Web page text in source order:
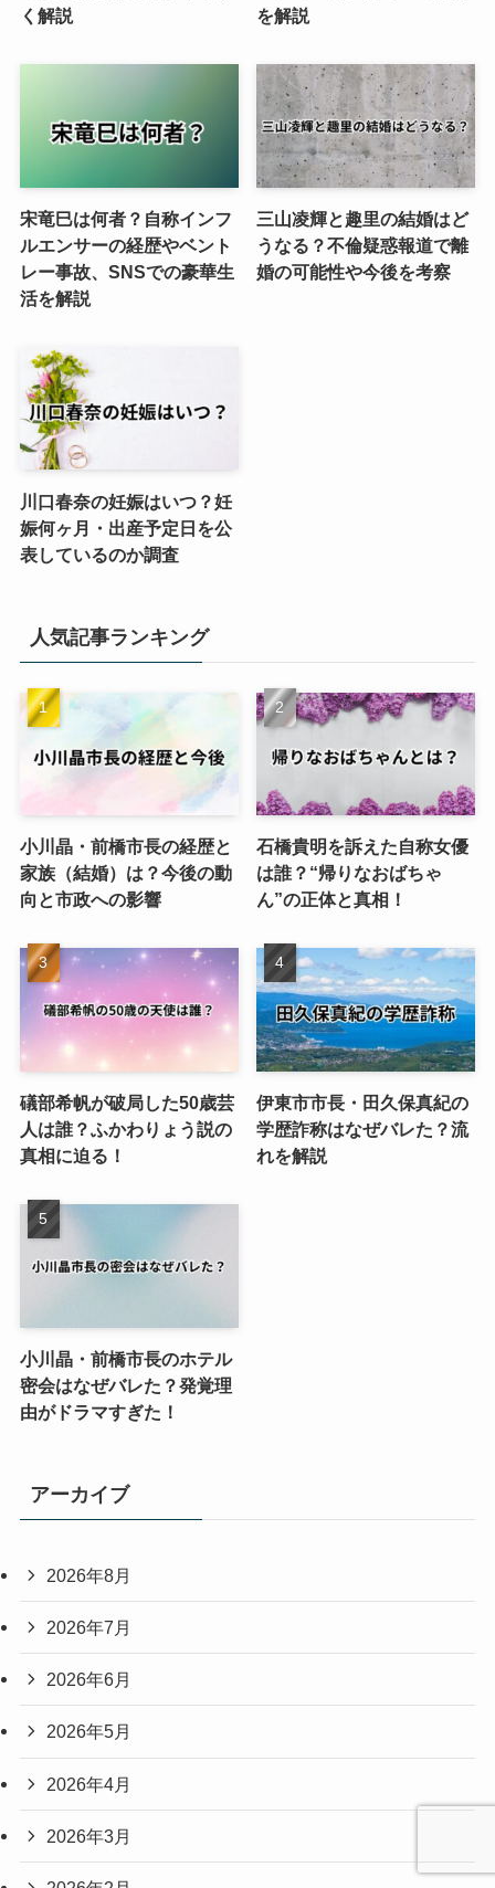
く解説
を解説
宋竜巳は何者？自称インフ
ルエンサーの経歴やベント
レー事故、SNSでの豪華生
活を解説
三山凌輝と趣里の結婚はど
うなる？不倫疑惑報道で離
婚の可能性や今後を考察
川口春奈の妊娠はいつ？妊
娠何ヶ月・出産予定日を公
表しているのか調査
人気記事ランキング
小川晶・前橋市長の経歴と
家族（結婚）は？今後の動
向と市政への影響
石橋貴明を訴えた自称女優
は誰？“帰りなおばちゃ
ん”の正体と真相！
礒部希帆が破局した50歳芸
人は誰？ふかわりょう説の
真相に迫る！
伊東市市長・田久保真紀の
学歴詐称はなぜバレた？流
れを解説
小川晶・前橋市長のホテル
密会はなぜバレた？発覚理
由がドラマすぎた！
アーカイブ
2026年8月
2026年7月
2026年6月
2026年5月
2026年4月
2026年3月